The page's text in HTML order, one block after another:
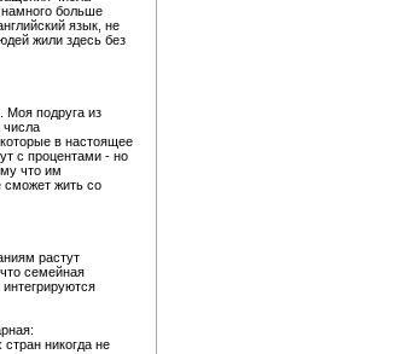
больше
язык, не
жили здесь без
Моя подруга из
числа
в настоящее
с процентами - но
что им
сможет жить со
растут
семейная
никогда не